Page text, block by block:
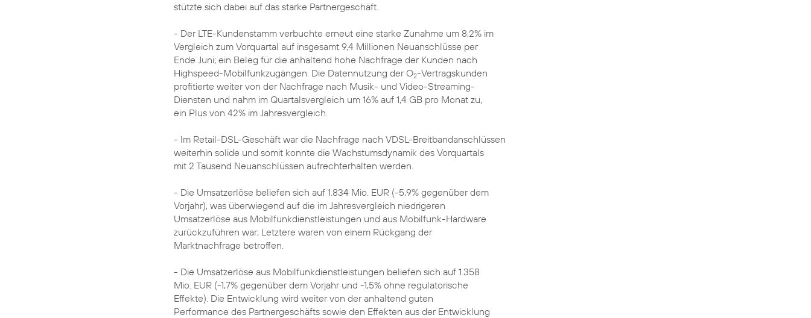
stützte sich dabei auf das starke Partnergeschäft.
- Der LTE-Kundenstamm verbuchte erneut eine starke Zunahme um 8,2% im
Vergleich zum Vorquartal auf insgesamt 9,4 Millionen Neuanschlüsse per
Ende Juni; ein Beleg für die anhaltend hohe Nachfrage der Kunden nach
Highspeed-Mobilfunkzugängen. Die Datennutzung der O2-Vertragskunden
profitierte weiter von der Nachfrage nach Musik- und Video-Streaming-
Diensten und nahm im Quartalsvergleich um 16% auf 1,4 GB pro Monat zu,
ein Plus von 42% im Jahresvergleich.
- Im Retail-DSL-Geschäft war die Nachfrage nach VDSL-Breitbandanschlüssen
weiterhin solide und somit konnte die Wachstumsdynamik des Vorquartals
mit 2 Tausend Neuanschlüssen aufrechterhalten werden.
- Die Umsatzerlöse beliefen sich auf 1.834 Mio. EUR (-5,9% gegenüber dem
Vorjahr), was überwiegend auf die im Jahresvergleich niedrigeren
Umsatzerlöse aus Mobilfunkdienstleistungen und aus Mobilfunk-Hardware
zurückzuführen war; Letztere waren von einem Rückgang der
Marktnachfrage betroffen.
- Die Umsatzerlöse aus Mobilfunkdienstleistungen beliefen sich auf 1.358
Mio. EUR (-1,7% gegenüber dem Vorjahr und -1,5% ohne regulatorische
Effekte). Die Entwicklung wird weiter von der anhaltend guten
Performance des Partnergeschäfts sowie den Effekten aus der Entwicklung